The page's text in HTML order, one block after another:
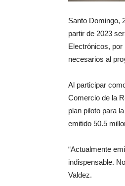
Santo Domingo,
partir de 2023
Electrónicos,
necesarios al
Al participar
Comercio de la
plan piloto para
emitido 50.5
“Actualmente
indispensable.
Valdez.